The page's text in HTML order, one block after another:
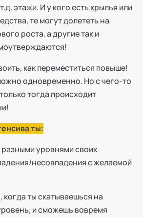
этажи. И у кого есть крылья или
те могут долететь на
роста, а другие так и
как переместиться повыше!
одновременно. Но с чего-то
тогда происходит
ты:
уровнями своих
несовпадения с желаемой
ты скатываешься на
и сможешь вовремя